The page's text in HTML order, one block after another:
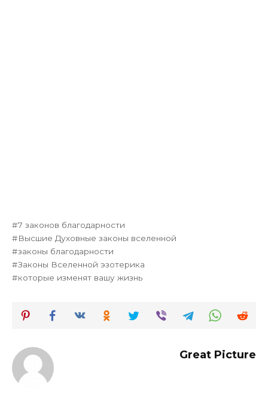
7 законов благодарности
Высшие Духовные законы вселенной
законы благодарности
Законы Вселенной эзотерика
которые изменят вашу жизнь
Great Picture